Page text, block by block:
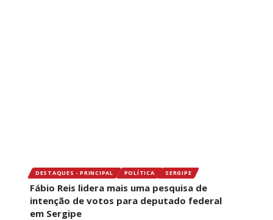
DESTAQUES - PRINCIPAL POLÍTICA SERGIPE
Fábio Reis lidera mais uma pesquisa de
intenção de votos para deputado federal
em Sergipe